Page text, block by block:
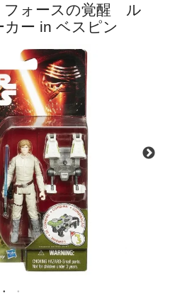
ォースの覚醒 ル
ー in ベスピン